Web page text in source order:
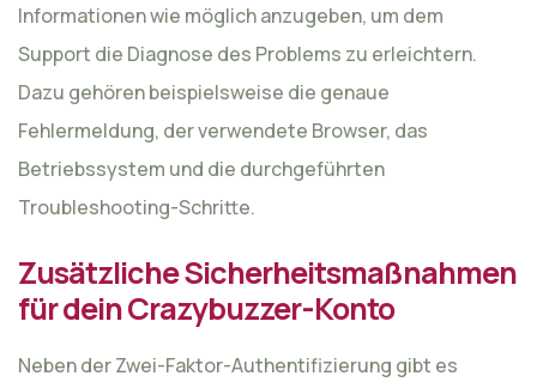
Informationen wie möglich anzugeben, um dem
Support die Diagnose des Problems zu erleichtern.
Dazu gehören beispielsweise die genaue
Fehlermeldung, der verwendete Browser, das
Betriebssystem und die durchgeführten
Troubleshooting-Schritte.
Zusätzliche Sicherheitsmaßnahmen
für dein Crazybuzzer-Konto
Neben der Zwei-Faktor-Authentifizierung gibt es